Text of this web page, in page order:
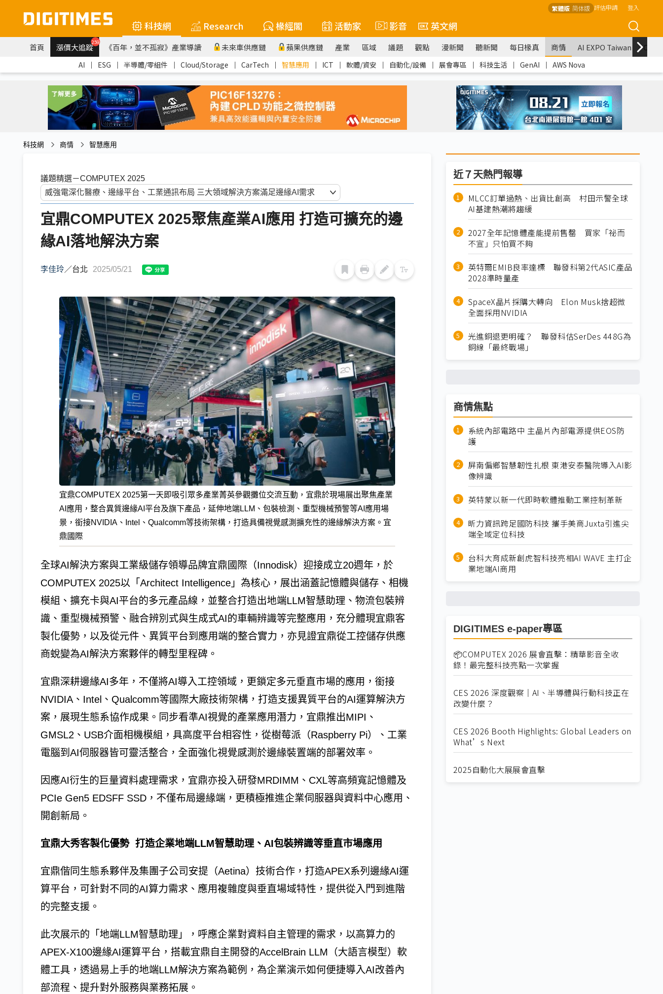
繁體版 简体版 評估申請 登入
科技網 Research 椽經閣 活動家 影音 英文網
首頁 漲價大追蹤259 《百年，並不孤寂》產業導讀 未來車供應鏈 蘋果供應鏈 產業 區域 議題 觀點 漫新聞 聽新聞 每日椽真 商情 AI EXPO Taiwan
AI ｜ ESG ｜ 半導體/零組件 ｜ Cloud/Storage ｜ CarTech ｜ 智慧應用 ｜ ICT ｜ 軟體/資安 ｜ 自動化/設備 ｜ 展會專區 ｜ 科技生活 ｜ GenAI ｜ AWS Nova
科技網 商情 智慧應用
議題精選－COMPUTEX 2025
宜鼎COMPUTEX 2025聚焦產業AI應用 打造可擴充的邊
緣AI落地解決方案
李佳玲／台北 2025/05/21
宜鼎COMPUTEX 2025第一天即吸引眾多產業菁英參觀攤位交流互動，宜鼎於現場展出聚焦產業
AI應用，整合異質邊緣AI平台及旗下產品，延伸地端LLM、包裝檢測、重型機械預警等AI應用場
景，銜接NVIDIA、Intel、Qualcomm等技術架構，打造具備視覺感測擴充性的邊緣解決方案。宜
鼎國際
全球AI解決方案與工業級儲存領導品牌宜鼎國際（Innodisk）迎接成立20週年，於
COMPUTEX 2025以「Architect Intelligence」為核心，展出涵蓋記憶體與儲存、相機
模組、擴充卡與AI平台的多元產品線，並整合打造出地端LLM智慧助理、物流包裝辨
識、重型機械預警、融合辨別式與生成式AI的車輛辨識等完整應用，充分體現宜鼎客
製化優勢，以及從元件、異質平台到應用端的整合實力，亦見證宜鼎從工控儲存供應
商蛻變為AI解決方案夥伴的轉型里程碑。
宜鼎深耕邊緣AI多年，不僅將AI導入工控領域，更鎖定多元垂直市場的應用，銜接
NVIDIA、Intel、Qualcomm等國際大廠技術架構，打造支援異質平台的AI運算解決方
案，展現生態系協作成果。同步看準AI視覺的產業應用潛力，宜鼎推出MIPI、
GMSL2、USB介面相機模組，具高度平台相容性，從樹莓派（Raspberry Pi）、工業
電腦到AI伺服器皆可靈活整合，全面強化視覺感測於邊緣裝置端的部署效率。
因應AI衍生的巨量資料處理需求，宜鼎亦投入研發MRDIMM、CXL等高頻寬記憶體及
PCIe Gen5 EDSFF SSD，不僅布局邊緣端，更積極推進企業伺服器與資料中心應用、
開創新局。
宜鼎大秀客製化優勢 打造企業地端LLM智慧助理、AI包裝辨識等垂直市場應用
宜鼎偕同生態系夥伴及集團子公司安提（Aetina）技術合作，打造APEX系列邊緣AI運
算平台，可針對不同的AI算力需求、應用複雜度與垂直場域特性，提供從入門到進階
的完整支援。
此次展示的「地端LLM智慧助理」，呼應企業對資料自主管理的需求，以高算力的
APEX-X100邊緣AI運算平台，搭載宜鼎自主開發的AccelBrain LLM（大語言模型）軟
體工具，透過易上手的地端LLM解決方案為範例，為企業演示如何便捷導入AI改善內
部流程、提升對外服務與業務拓展。
近７天熱門報導
MLCC訂單過熱、出貨比創高 村田示警全球
AI基建熱潮將趨緩
2027全年記憶體產能提前售罄 買家「祕而
不宣」只怕買不夠
英特爾EMIB良率達標 聯發科第2代ASIC產品
2028準時量產
SpaceX晶片採購大轉向 Elon Musk捨超微
全面採用NVIDIA
光進銅退更明確？ 聯發科估SerDes 448G為
銅線「最終戰場」
商情焦點
系統內部電路中 主晶片內部電源提供EOS防
護
屏南偏鄉智慧韌性扎根 東港安泰醫院導入AI影
像辨識
英特蒙以新一代即時軟體推動工業控制革新
昕力資訊跨足國防科技 攜手美商Juxta引進尖
端全域定位科技
台科大育成新創虎智科技亮相AI WAVE 主打企
業地端AI商用
DIGITIMES e-paper專區
📦COMPUTEX 2026 展會直擊：精華影音全收
錄！最完整科技亮點一次掌握
CES 2026 深度觀察｜AI、半導體與行動科技正在
改變什麼？
CES 2026 Booth Highlights: Global Leaders on
What’s Next
2025自動化大展展會直擊